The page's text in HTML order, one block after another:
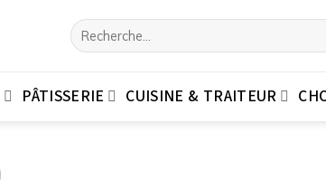
Recherche
pour :
PÂTISSERIE CUISINE & TRAITEUR